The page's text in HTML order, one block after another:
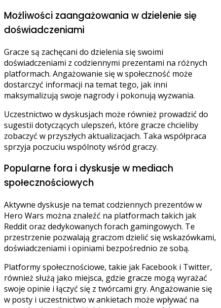
Możliwości zaangażowania w dzielenie się
doświadczeniami
Gracze są zachęcani do dzielenia się swoimi
doświadczeniami z codziennymi prezentami na różnych
platformach. Angażowanie się w społeczność może
dostarczyć informacji na temat tego, jak inni
maksymalizują swoje nagrody i pokonują wyzwania.
Uczestnictwo w dyskusjach może również prowadzić do
sugestii dotyczących ulepszeń, które gracze chcieliby
zobaczyć w przyszłych aktualizacjach. Taka współpraca
sprzyja poczuciu wspólnoty wśród graczy.
Popularne fora i dyskusje w mediach
społecznościowych
Aktywne dyskusje na temat codziennych prezentów w
Hero Wars można znaleźć na platformach takich jak
Reddit oraz dedykowanych forach gamingowych. Te
przestrzenie pozwalają graczom dzielić się wskazówkami,
doświadczeniami i opiniami bezpośrednio ze sobą.
Platformy społecznościowe, takie jak Facebook i Twitter,
również służą jako miejsca, gdzie gracze mogą wyrażać
swoje opinie i łączyć się z twórcami gry. Angażowanie się
w posty i uczestnictwo w ankietach może wpływać na